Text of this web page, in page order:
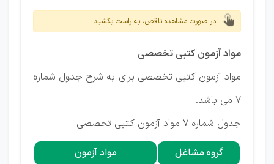
در صورت مشاهده ناقص، به راست بکشید
مواد آزمون کتبی تخصصی
مواد آزمون کتبی تخصصی برای به شرح جدول شماره
۷ می باشد.
جدول شماره ۷ مواد آزمون کتبی تخصصی
گروه مشاغل
مواد آزمون